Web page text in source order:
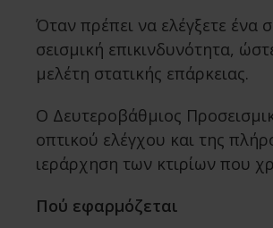
Όταν πρέπει να ελέγξετε ένα
σεισμική επικινδυνότητα,
μελέτη στατικής επάρκειας.
Ο Δευτεροβάθμιος
οπτικού ελέγχου και της
ιεράρχηση των κτιρίων που
Πού εφαρμόζεται